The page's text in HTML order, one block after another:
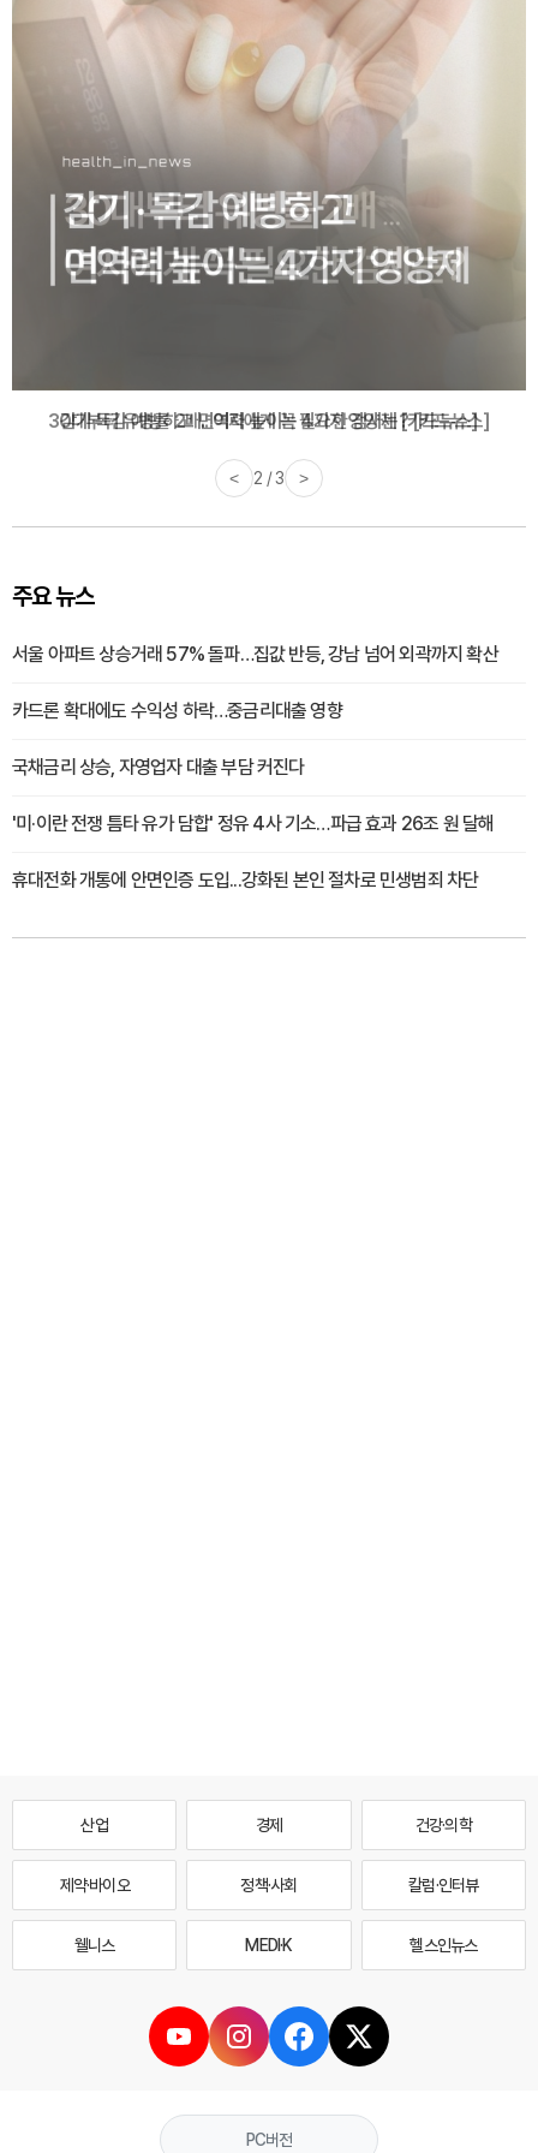
감기·독감 예방하고 면역력 높이는 4가지 영양제 [카드뉴스]
< 3 / 3 >
주요 뉴스
서울 아파트 상승거래 57% 돌파…집값 반등, 강남 넘어 외곽까지 확산
카드론 확대에도 수익성 하락…중금리대출 영향
국채금리 상승, 자영업자 대출 부담 커진다
'미·이란 전쟁 틈타 유가 담합' 정유 4사 기소…파급 효과 26조 원 달해
휴대전화 개통에 안면인증 도입...강화된 본인 절차로 민생범죄 차단
산업 경제 건강·의학
제약·바이오 정책·사회 칼럼·인터뷰
웰니스 MEDI·K 헬스인뉴스
PC버전